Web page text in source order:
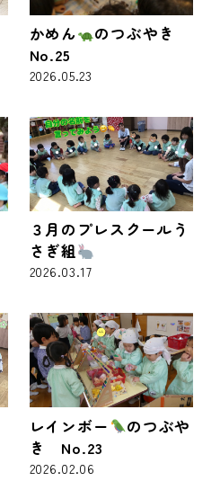
かめん
のつぶやき
No.25
2026.05.23
３月のプレスクールう
さぎ組
2026.03.17
レインボー
のつぶや
き No.23
2026.02.06